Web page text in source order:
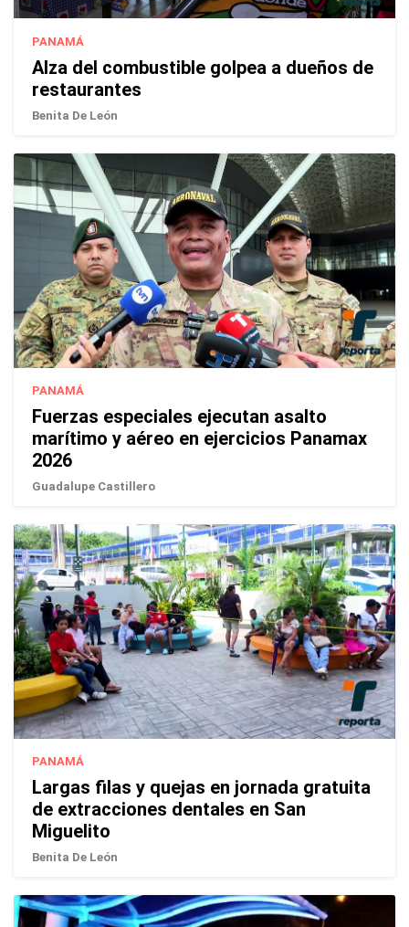
PANAMÁ
Alza del combustible golpea a dueños de
restaurantes
Benita De León
PANAMÁ
Fuerzas especiales ejecutan asalto
marítimo y aéreo en ejercicios Panamax
2026
Guadalupe Castillero
PANAMÁ
Largas filas y quejas en jornada gratuita
de extracciones dentales en San
Miguelito
Benita De León